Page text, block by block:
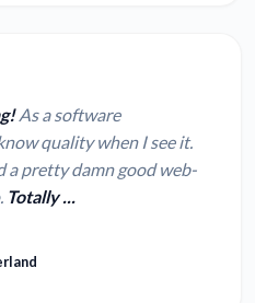
As a software
quality when I see it.
a pretty damn good web-
Totally ...